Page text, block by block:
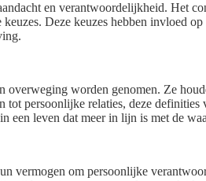
en verantwoordelijkheid. Het
Deze keuzes hebben invloed
overweging worden genomen. Ze
persoonlijke relaties, deze
een leven dat meer in lijn is met de
vermogen om persoonlijke